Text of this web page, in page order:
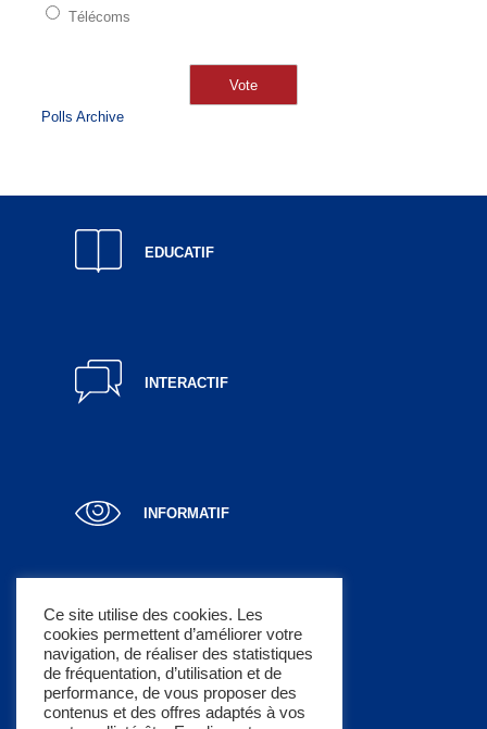
Télécoms
Polls Archive
EDUCATIF
INTERACTIF
INFORMATIF
LUCRATIF
Ce site utilise des cookies. Les
cookies permettent d’améliorer votre
navigation, de réaliser des statistiques
de fréquentation, d’utilisation et de
performance, de vous proposer des
contenus et des offres adaptés à vos